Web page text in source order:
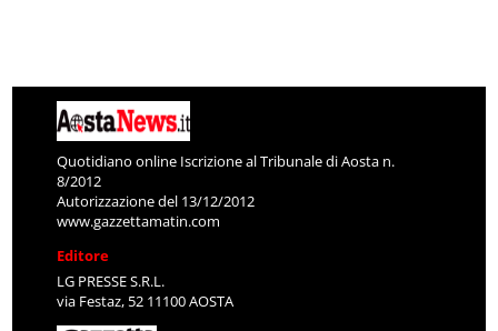
Quotidiano online Iscrizione al Tribunale di Aosta n.
8/2012
Autorizzazione del 13/12/2012
www.gazzettamatin.com
Editore
LG PRESSE S.R.L.
via Festaz, 52 11100 AOSTA